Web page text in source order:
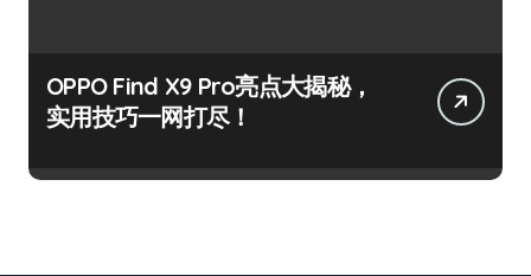
OPPO Find X9 Pro亮点大揭秘，
实用技巧一网打尽！